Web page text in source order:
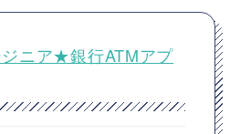
ジニア★銀行ATMアプ